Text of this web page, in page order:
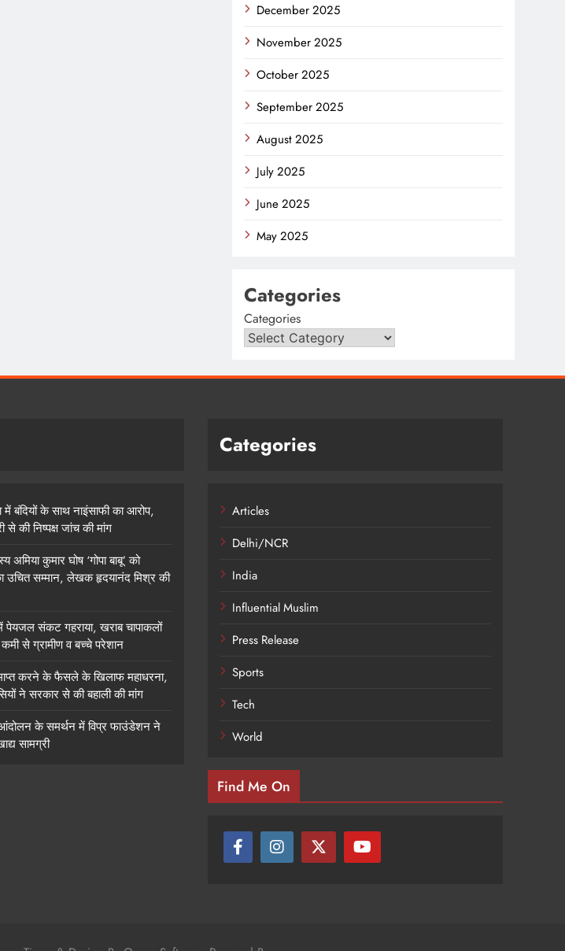
December 2025
November 2025
October 2025
September 2025
August 2025
July 2025
June 2025
May 2025
Categories
Categories
बंदियों के साथ नाइंसाफी का आरोप,
से की निष्पक्ष जांच की मांग
कुमार घोष ‘गोपा बाबू’ को
उचित सम्मान, लेखक हृदयानंद मिश्र की
पेयजल संकट गहराया, खराब चापाकलों
से ग्रामीण व बच्चे परेशान
करने के फैसले के खिलाफ महाधरना,
ने सरकार से की बहाली की मांग
के समर्थन में विप्र फाउंडेशन ने
सामग्री
Categories
Articles
Delhi/NCR
India
Influential Muslim
Press Release
Sports
Tech
World
Find Me On